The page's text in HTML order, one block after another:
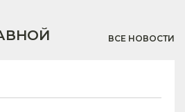
ВСЕ НОВОСТИ